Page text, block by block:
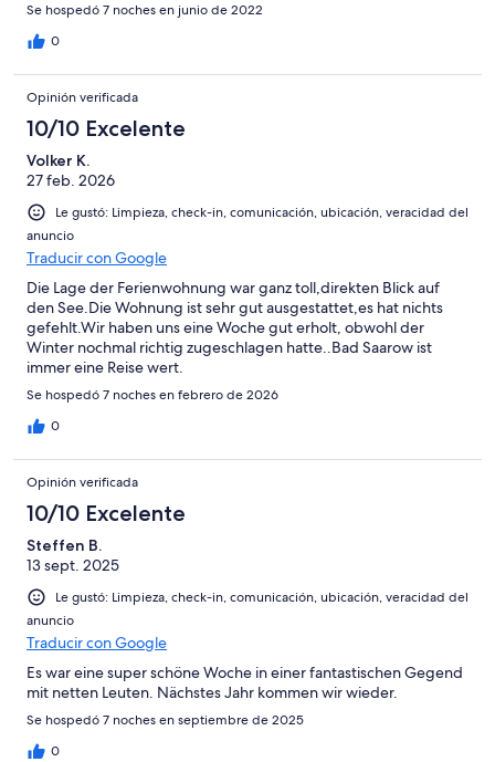
Se hospedó 7 noches en junio de 2022
0
Opinión verificada
10/10 Excelente
Volker K.
27 feb. 2026
Le gustó: Limpieza, check-in, comunicación, ubicación, veracidad del
anuncio
Traducir con Google
Die Lage der Ferienwohnung war ganz toll,direkten Blick auf
den See.Die Wohnung ist sehr gut ausgestattet,es hat nichts
gefehlt.Wir haben uns eine Woche gut erholt, obwohl der
Winter nochmal richtig zugeschlagen hatte..Bad Saarow ist
immer eine Reise wert.
Se hospedó 7 noches en febrero de 2026
0
Opinión verificada
10/10 Excelente
Steffen B.
13 sept. 2025
Le gustó: Limpieza, check-in, comunicación, ubicación, veracidad del
anuncio
Traducir con Google
Es war eine super schöne Woche in einer fantastischen Gegend
mit netten Leuten. Nächstes Jahr kommen wir wieder.
Se hospedó 7 noches en septiembre de 2025
0